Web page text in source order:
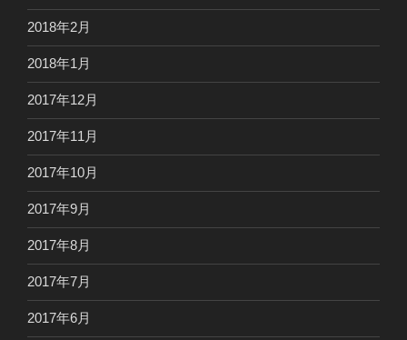
2018年2月
2018年1月
2017年12月
2017年11月
2017年10月
2017年9月
2017年8月
2017年7月
2017年6月